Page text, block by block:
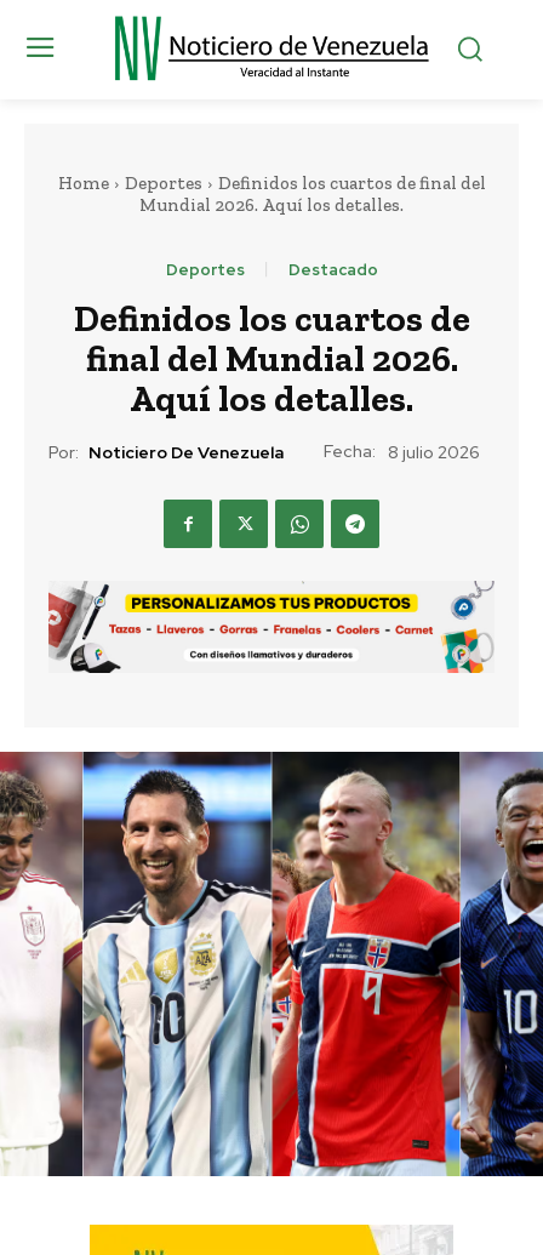
Home Deportes
Definidos los cuartos de final del
Mundial 2026. Aquí los detalles.
Deportes Destacado
Definidos los cuartos de
final del Mundial 2026.
Aquí los detalles.
Por: Noticiero De Venezuela Fecha: 8 julio 2026